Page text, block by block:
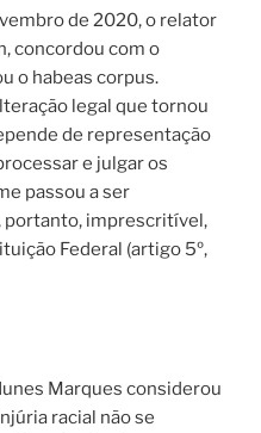
de 2020, o relator
concordou com o
o habeas corpus.
legal que tornou
de representação
e julgar os
passou a ser
portanto, imprescritível,
Federal (artigo 5º,
Marques considerou
racial não se